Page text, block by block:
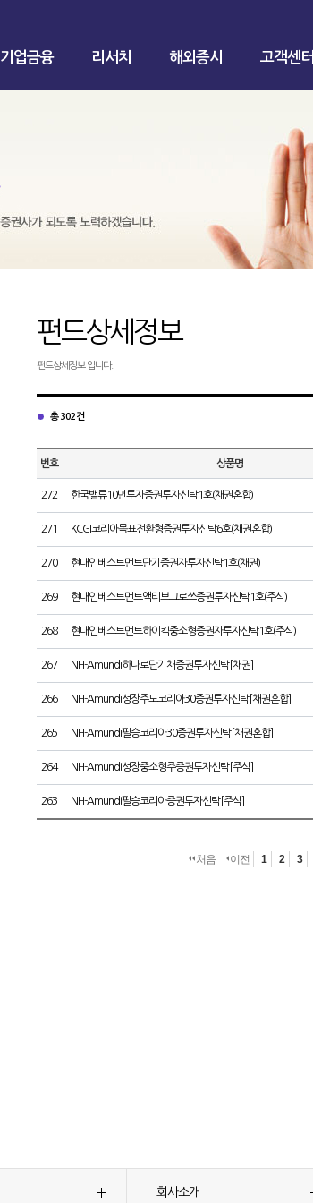
기업금융 리서치 해외증시 고객센터
펀드상세정보
펀드상세정보 입니다.
총 302건
번호 상품명
272 한국밸류10년투자증권투자신탁1호(채권혼합)
271 KCGI코리아목표전환형증권투자신탁6호(채권혼합)
270 현대인베스트먼트단기증권자투자신탁1호(채권)
269 현대인베스트먼트액티브그로쓰증권투자신탁1호(주식)
268 현대인베스트먼트하이킥중소형증권자투자신탁1호(주식)
267 NH-Amundi하나로단기채증권투자신탁[채권]
266 NH-Amundi성장주도코리아30증권투자신탁[채권혼합]
265 NH-Amundi필승코리아30증권투자신탁[채권혼합]
264 NH-Amundi성장중소형주증권투자신탁[주식]
263 NH-Amundi필승코리아증권투자신탁[주식]
처음 이전 1 2 3
회사소개